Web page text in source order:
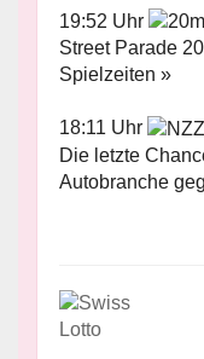
19:52 Uhr
Street Parade
Spielzeiten »
18:11 Uhr
Die letzte
Autobranche